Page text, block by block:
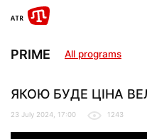
PRIME All programs
ЯКОЮ БУДЕ ЦІНА
23 July 2024, 17:00 1243